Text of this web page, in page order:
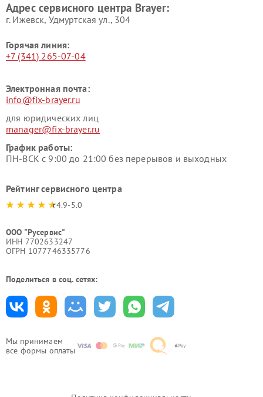
Мы принимаем
все формы оплаты
Адрес сервисного центра Brayer:
г. Ижевск, Удмуртская ул., 304
Горячая линия:
+7 (341) 265-07-04
Электронная почта:
info@fix-brayer.ru
для юридических лиц
manager@fix-brayer.ru
График работы:
ПН-ВСК с 9:00 до 21:00 без перерывов и выходных
Рейтинг сервисного центра
4.9-5.0
ООО "Русервис"
ИНН 7702633247
ОГРН 1077746335776
Поделиться в соц. сетях: